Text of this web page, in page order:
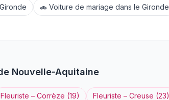
Gironde 🚗 Voiture de mariage dans le Gironde
Nouvelle-Aquitaine
Fleuriste – Corrèze (19) Fleuriste – Creuse (23)